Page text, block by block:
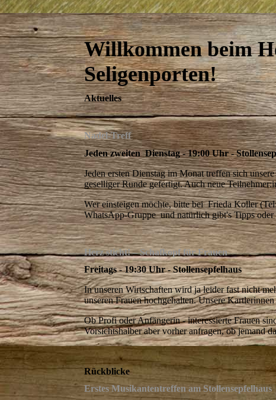
Willkommen beim
Seligenporten!
Aktuelles
Nadel-Treff
Jeden zweiten Dienstag - 19:00 Uhr -
Jeden ersten Dienstag im Monat treffen sich
geselliger Runde gefertigt. Auch neue
Wer einsteigen möchte, bitte bei Frieda Koller
WhatsApp-Gruppe und natürlich gibt's Tipps
Herz sticht! – Schafkopf für Frauen
Freitags - 19:30 Uhr - Stollensepfelhaus
In unseren Wirtschaften wird ja leider fast nicht
unseren Frauen hochgehalten. Unsere
Ob Profi oder Anfängerin - interessierte Frauen
Vorsichtshalber aber vorher anfragen, ob jemand
Rückblicke
Erstes Musikantentreffen am Stollensepfelhaus